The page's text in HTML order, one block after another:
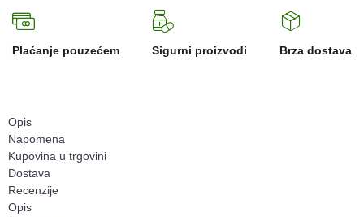
Plaćanje pouzećem Sigurni proizvodi Brza dostava
Opis
Napomena
Kupovina u trgovini
Dostava
Recenzije
Opis